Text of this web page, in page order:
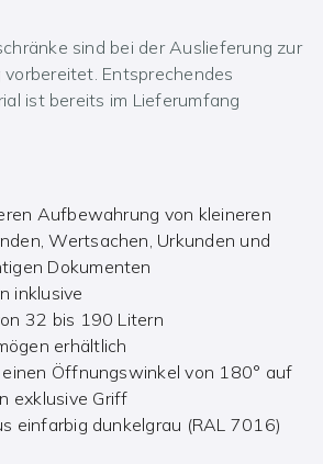
sind bei der Auslieferung zur
Entsprechendes
ist bereits im Lieferumfang
Aufbewahrung von kleineren
Wertsachen, Urkunden und
Dokumenten
inklusive
32 bis 190 Litern
erhältlich
Öffnungswinkel von 180° auf
exklusive Griff
einfarbig dunkelgrau (RAL 7016)